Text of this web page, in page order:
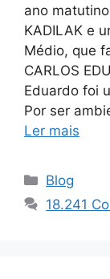
ano
KADILAK e
Médio, que
CARLOS
Eduardo foi
Por ser
Ler mais
Categorias
Blog
18.241